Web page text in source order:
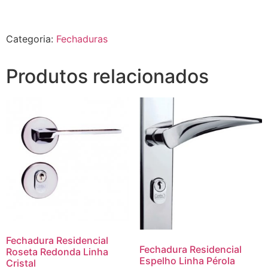
Categoria: Fechaduras
Produtos relacionados
Fechadura Residencial
Roseta Redonda Linha
Cristal
Fechadura Residencial
Espelho Linha Pérola